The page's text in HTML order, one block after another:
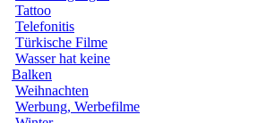
Tattoo
Telefonitis
Türkische Filme
Wasser hat keine
Balken
Weihnachten
Werbung, Werbefilme